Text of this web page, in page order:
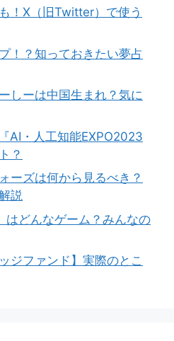
！X（旧Twitter）で使う
！？知っておきたい夢占
しーは中国生まれ？気に
AI・人工知能EXPO2023
？
ーズは何から見るべき？
説
はどんなゲーム？みんなの
ジファンド】実際のとこ